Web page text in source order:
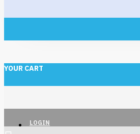
YOUR CART
LOGIN